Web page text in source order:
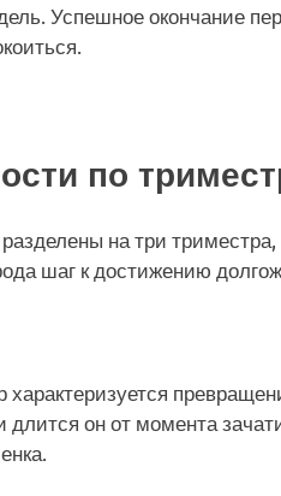
Успешное окончание
по
на три
шаг к достижению
он от момента